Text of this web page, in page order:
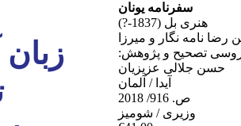
سفرنامه یونان
هنرى بل (1837-?)
رضا نامه نگار و ميرزا
تصحيح و پژوهش:
حسن جلالى عزيزيان
آیدا / آلمان
ص. 916/ 2018
وزیری / شومیز